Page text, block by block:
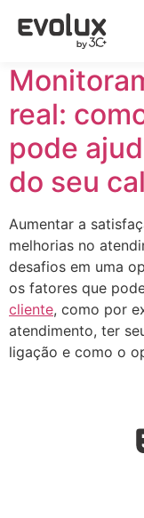
Tag:
real:
pode
do seu
Aumentar a
melhorias no
desafios em uma
os fatores que
cliente, como por
atendimento, ter
ligação e como o